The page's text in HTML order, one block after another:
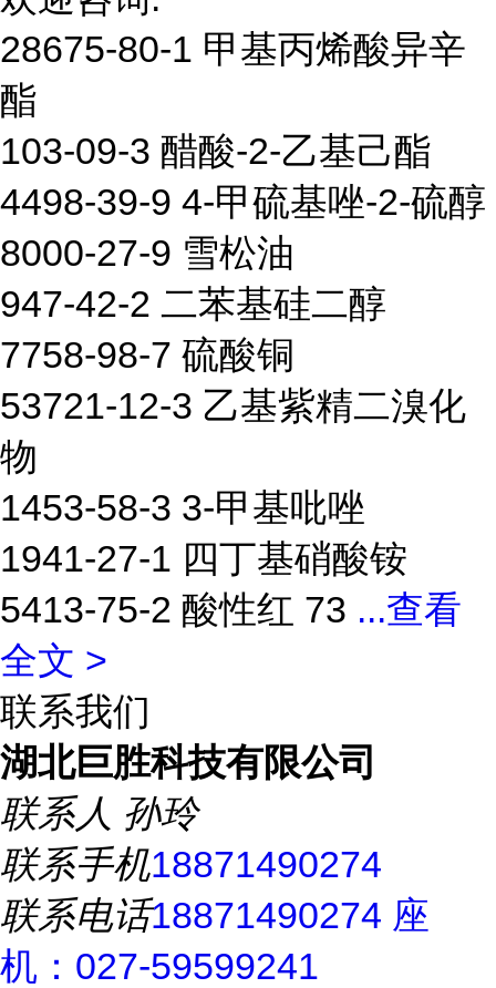
28675-80-1 甲基丙烯酸异辛
酯
103-09-3 醋酸-2-乙基己酯
4498-39-9 4-甲硫基唑-2-硫醇
8000-27-9 雪松油
947-42-2 二苯基硅二醇
7758-98-7 硫酸铜
53721-12-3 乙基紫精二溴化
物
1453-58-3 3-甲基吡唑
1941-27-1 四丁基硝酸铵
5413-75-2 酸性红 73 ...查看
全文 >
联系我们
湖北巨胜科技有限公司
联系人 孙玲
联系手机18871490274
联系电话18871490274 座
机：027-59599241